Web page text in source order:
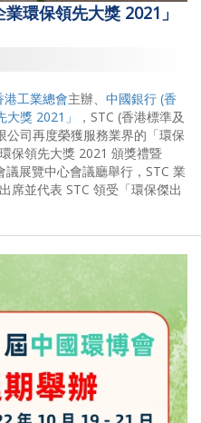
環保領先大獎 2021」
港工業總會主辦、 中國銀行 (香
大獎 2021」
，STC (香港標準及
司再度榮獲服務業界的「環保
保領先大獎 2021 頒獎禮暨
展覽中心會議廳舉行，STC 業
席並代表 STC 領受「環保傑出